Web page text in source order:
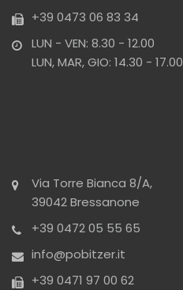
+39 0473 06 83 34
LUN - VEN: 8.30 - 12.00
LUN, MAR, GIO: 14.30 - 17.00
Via Torre Bianca 8/A,
39042 Bressanone
+39 0472 05 55 65
info@pobitzer.it
+39 0471 97 00 62